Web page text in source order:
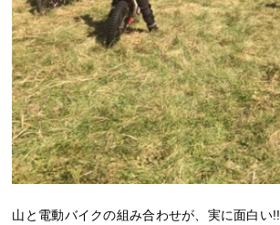
山と電動バイクの組み合わせが、実に面白い!!